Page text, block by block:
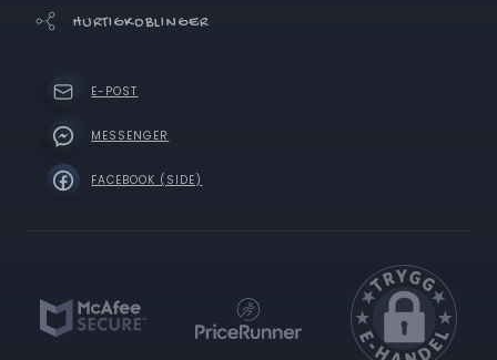
HURTIGKOBLINGER
E-POST
MESSENGER
FACEBOOK (SIDE)